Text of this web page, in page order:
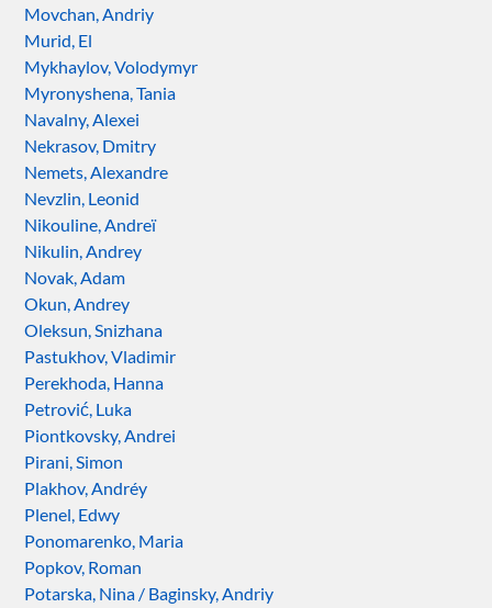
Movchan, Andriy
Murid, El
Mykhaylov, Volodymyr
Myronyshena, Tania
Navalny, Alexei
Nekrasov, Dmitry
Nemets, Alexandre
Nevzlin, Leonid
Nikouline, Andreï
Nikulin, Andrey
Novak, Adam
Okun, Andrey
Oleksun, Snizhana
Pastukhov, Vladimir
Perekhoda, Hanna
Petrović, Luka
Piontkovsky, Andrei
Pirani, Simon
Plakhov, Andréy
Plenel, Edwy
Ponomarenko, Maria
Popkov, Roman
Potarska, Nina / Baginsky, Andriy